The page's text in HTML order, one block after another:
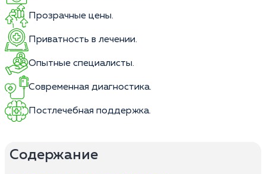
Прозрачные цены.
Приватность в лечении.
Опытные специалисты.
Современная диагностика.
Постлечебная поддержка.
Содержание